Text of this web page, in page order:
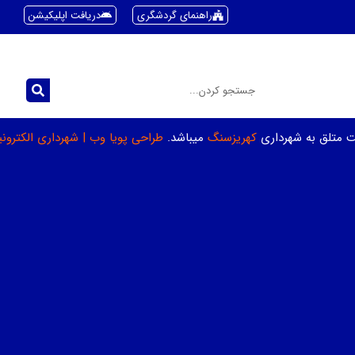
راهنمای گردشگری دریافت اپلیکیشن
متلق به شهرداریکهریزسنگ میباشد. طراحی پویا وب | شهرداری